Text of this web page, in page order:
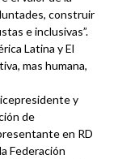
construir
e inclusivas”.
Latina y El
mas humana,
y
de
en RD
Federación